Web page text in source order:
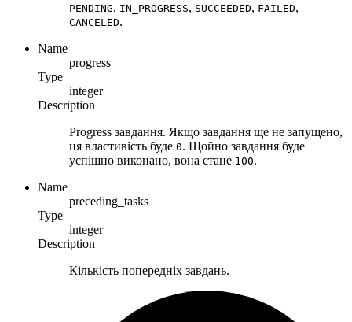
PENDING, IN_PROGRESS, SUCCEEDED, FAILED,
CANCELED.
Name
progress
Type
integer
Description
Progress завдання. Якщо завдання ще не запущено,
ця властивість буде 0. Щойно завдання буде
успішно виконано, вона стане 100.
Name
preceding_tasks
Type
integer
Description
Кількість попередніх завдань.